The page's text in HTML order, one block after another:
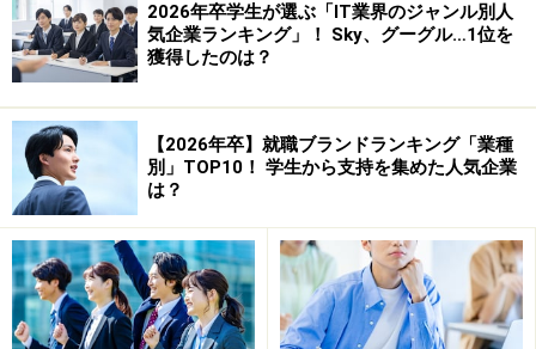
Job総研が2022年に実施した「23年卒 SNS就活実態調
収集をしていた」と答えた就活生は75.2％だった
4人に3人は就活の情報収集においてSNSを活用している
状況だ。
採用活動をしている企業もSNSの活用は不可欠になって
いる。企業専用のSNSアカウントを作成し、就職情報サ
イトや説明会では伝えきれないリアルな仕事や職場の様
2026年卒学生が選ぶ「IT業界のジャンル別人
気企業ランキング」！ Sky、グーグル…1位を
獲得したのは？
【2026年卒】就職ブランドランキング「業種
別」TOP10！ 学生から支持を集めた人気企業
は？